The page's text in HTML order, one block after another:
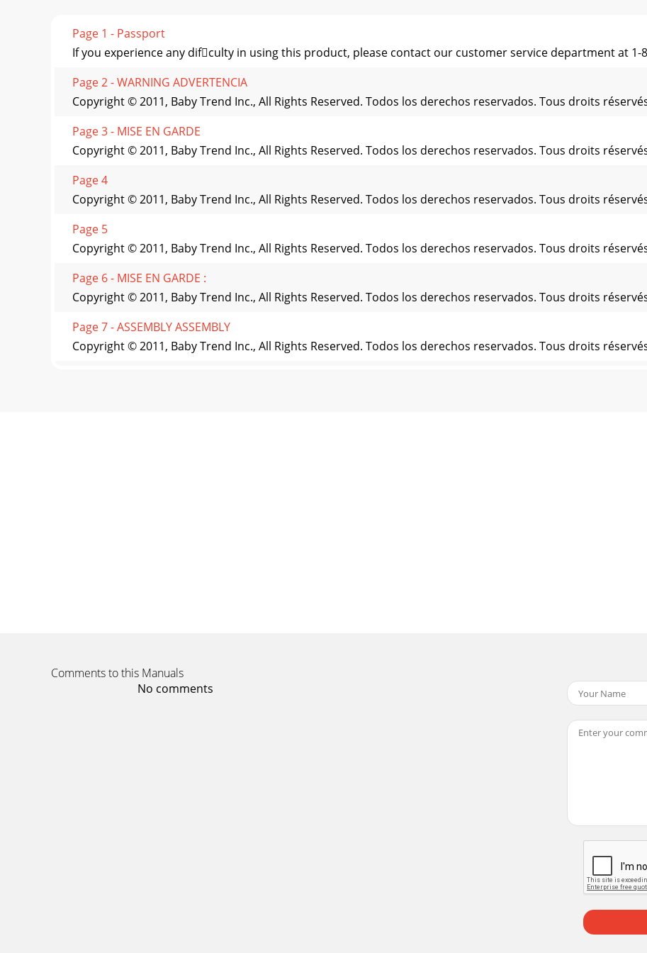
Page 1 - Passport
If you experience any difculty in using this product, please contact our customer service department at 1-
Page 2 - WARNING ADVERTENCIA
Copyright © 2011, Baby Trend Inc., All Rights Reserved. Todos los derechos reservados. Tous droits
Page 3 - MISE EN GARDE
Copyright © 2011, Baby Trend Inc., All Rights Reserved. Todos los derechos reservados. Tous droits
Page 4
Copyright © 2011, Baby Trend Inc., All Rights Reserved. Todos los derechos reservados. Tous droits
Page 5
Copyright © 2011, Baby Trend Inc., All Rights Reserved. Todos los derechos reservados. Tous droits
Page 6 - MISE EN GARDE :
Copyright © 2011, Baby Trend Inc., All Rights Reserved. Todos los derechos reservados. Tous droits
Page 7 - ASSEMBLY ASSEMBLY
Copyright © 2011, Baby Trend Inc., All Rights Reserved. Todos los derechos reservados. Tous droits
Comments to this Manuals
No comments